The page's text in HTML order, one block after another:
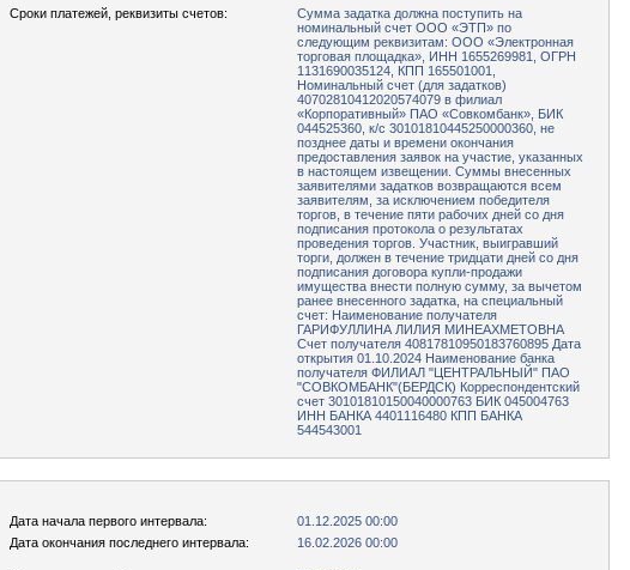
Сроки платежей, реквизиты счетов:
Сумма задатка должна поступить на
номинальный счет ООО «ЭТП» по
следующим реквизитам: ООО «Электронная
торговая площадка», ИНН 1655269981, ОГРН
1131690035124, КПП 165501001,
Номинальный счет (для задатков)
40702810412020574079 в филиал
«Корпоративный» ПАО «Совкомбанк», БИК
044525360, к/с 30101810445250000360, не
позднее даты и времени окончания
предоставления заявок на участие, указанных
в настоящем извещении. Суммы внесенных
заявителями задатков возвращаются всем
заявителям, за исключением победителя
торгов, в течение пяти рабочих дней со дня
подписания протокола о результатах
проведения торгов. Участник, выигравший
торги, должен в течение тридцати дней со дня
подписания договора купли-продажи
имущества внести полную сумму, за вычетом
ранее внесенного задатка, на специальный
счет: Наименование получателя
ГАРИФУЛЛИНА ЛИЛИЯ МИНЕАХМЕТОВНА
Счет получателя 40817810950183760895 Дата
открытия 01.10.2024 Наименование банка
получателя ФИЛИАЛ "ЦЕНТРАЛЬНЫЙ" ПАО
"СОВКОМБАНК"(БЕРДСК) Корреспондентский
счет 30101810150040000763 БИК 045004763
ИНН БАНКА 4401116480 КПП БАНКА
544543001
Дата начала первого интервала:
01.12.2025 00:00
Дата окончания последнего интервала: 16.02.2026 00:00